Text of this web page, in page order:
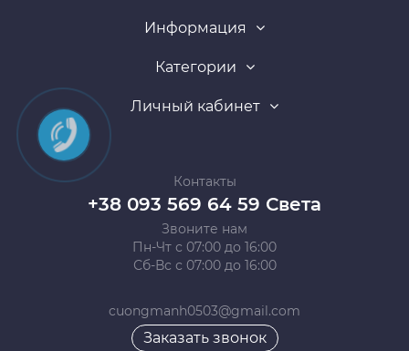
Информация
Категории
Личный кабинет
Контакты
+38 093 569 64 59 Света
Звоните нам
Пн-Чт с 07:00 до 16:00
Сб-Вс с 07:00 до 16:00
cuongmanh0503@gmail.com
Заказать звонок